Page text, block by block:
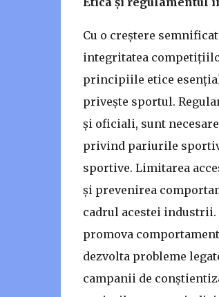
Cu o creștere
integritatea
principiile etice
privește sportul.
și oficiali, sunt
privind pariurile
sportive. Limitarea
și prevenirea
cadrul acestei industrii.
promova
dezvolta probleme
campanii de